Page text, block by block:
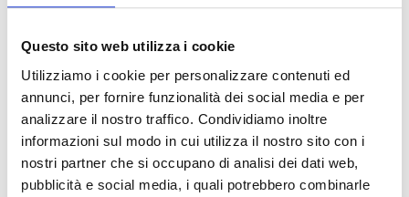
Questo sito web utilizza i cookie
Utilizziamo i cookie per personalizzare contenuti ed
annunci, per fornire funzionalità dei social media e per
analizzare il nostro traffico. Condividiamo inoltre
informazioni sul modo in cui utilizza il nostro sito con i
nostri partner che si occupano di analisi dei dati web,
pubblicità e social media, i quali potrebbero combinarle
27/08/2026 - 20:00 - 23:00
monumenti in Piazza dei Miracoli, incluso
Torre- 06/08/2026 - 31/08/2026 - 20:00 - 22:30
Estate a San Miniato- 07/08/2026 - 01/09/2026 -
Tutto il giorno
Estate a Santa Maria a Monte - 07/08/2026 -
30/08/2026 - Tutto il giorno
Mostra "Produzione propria. L’illustrazione